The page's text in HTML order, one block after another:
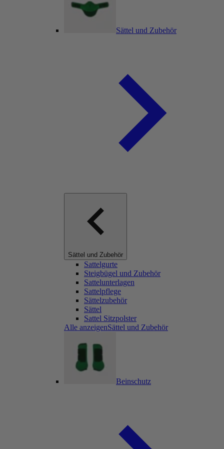
Sättel und Zubehör
Sättel und Zubehör
Sattelgurte
Steigbügel und Zubehör
Sattelunterlagen
Sattelpflege
Sättelzubehör
Sättel
Sattel Sitzpolster
Alle anzeigenSättel und Zubehör
Beinschutz